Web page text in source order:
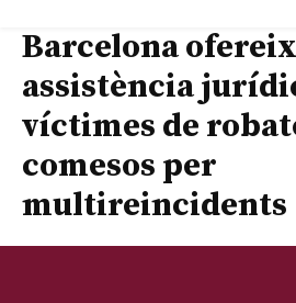
Barcelona ofereix
assistència
víctimes de
comesos per
multireincidents